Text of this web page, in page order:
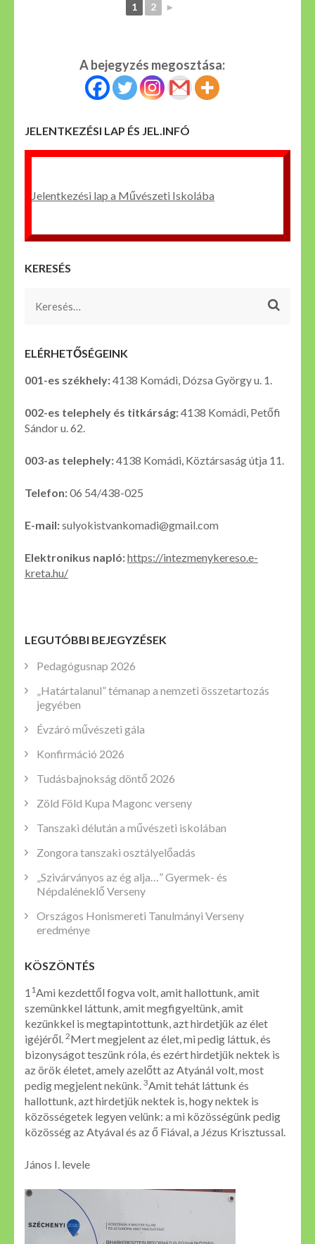
1 2 ►
A bejegyzés megosztása:
JELENTKEZÉSI LAP ÉS JEL.INFÓ
Jelentkezési lap a Művészeti Iskolába
KERESÉS
Keresés:
ELÉRHETŐSÉGEINK
001-es székhely:4138 Komádi, Dózsa György u. 1.
002-es telephely és titkárság:4138 Komádi, Petőfi
Sándor u. 62.
003-as telephely:4138 Komádi, Köztársaság útja 11.
Telefon:06 54/438-025
E-mail:sulyokistvankomadi@gmail.com
Elektronikus napló:https://intezmenykereso.e-
kreta.hu/
LEGUTÓBBI BEJEGYZÉSEK
Pedagógusnap 2026
„Határtalanul” témanap a nemzeti összetartozás
jegyében
Évzáró művészeti gála
Konfirmáció 2026
Tudásbajnokság döntő 2026
Zöld Föld Kupa Magonc verseny
Tanszaki délután a művészeti iskolában
Zongora tanszaki osztályelőadás
„Szivárványos az ég alja…” Gyermek- és
Népdaléneklő Verseny
Országos Honismereti Tanulmányi Verseny
eredménye
KÖSZÖNTÉS
1 1Ami kezdettől fogva volt, amit hallottunk, amit
szemünkkel láttunk, amit megfigyeltünk, amit
kezünkkel is megtapintottunk, azt hirdetjük az élet
igéjéről. 2Mert megjelent az élet, mi pedig láttuk, és
bizonyságot teszünk róla, és ezért hirdetjük nektek is
az örök életet, amely azelőtt az Atyánál volt, most
pedig megjelent nekünk. 3Amit tehát láttunk és
hallottunk, azt hirdetjük nektek is, hogy nektek is
közösségetek legyen velünk: a mi közösségünk pedig
közösség az Atyával és az ő Fiával, a Jézus Krisztussal.
János I. levele